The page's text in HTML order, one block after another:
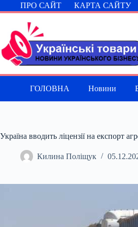
Перейти
до
ПРО САЙТ КАРТА САЙТУ
ГОЛОВНА Новини
Україна вводить ліцензії на експорт
Килина Поліщук